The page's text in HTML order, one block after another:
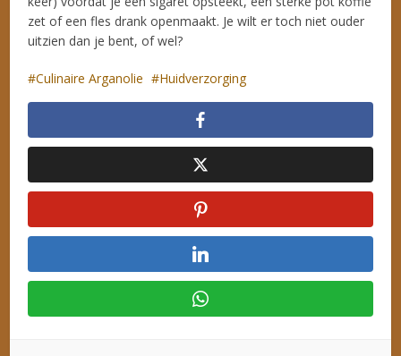
zet of een fles drank openmaakt. Je wilt er toch niet ouder
uitzien dan je bent, of wel?
Culinaire Arganolie Huidverzorging